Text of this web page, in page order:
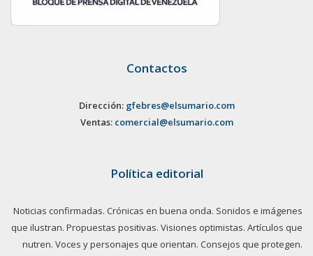
Contactos
Dirección: gfebres@elsumario.com
Ventas: comercial@elsumario.com
Política editorial
Noticias confirmadas. Crónicas en buena onda. Sonidos e imágenes
que ilustran. Propuestas positivas. Visiones optimistas. Artículos que
nutren. Voces y personajes que orientan. Consejos que protegen.